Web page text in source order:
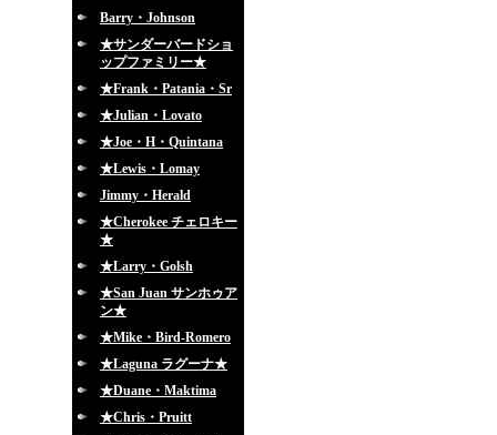
Barry・Johnson
★サンダーバードショ
ップファミリー★
★Frank・Patania・Sr
★Julian・Lovato
★Joe・H・Quintana
★Lewis・Lomay
Jimmy・Herald
★Cherokee チェロキー
★
★Larry・Golsh
★San Juan サンホゥア
ン★
★Mike・Bird-Romero
★Laguna ラグーナ★
★Duane・Maktima
★Chris・Pruitt